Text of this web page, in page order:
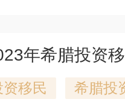
年希腊投资
移民 希腊投